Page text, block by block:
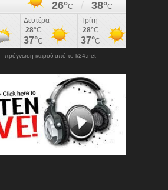
πρόγνωση καιρού από το k24.net